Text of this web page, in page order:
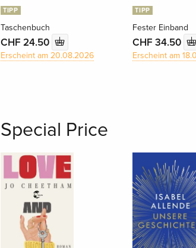
TIPP
Taschenbuch
CHF 24.50
Erscheint am 20.08.2026
TIPP
Fester Einband
CHF 34.50
Erscheint am
Special Price